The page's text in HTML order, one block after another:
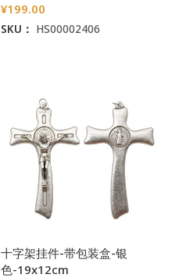
¥199.00
SKU： HS00002406
十字架挂件-带包装盒-银
色-19x12cm